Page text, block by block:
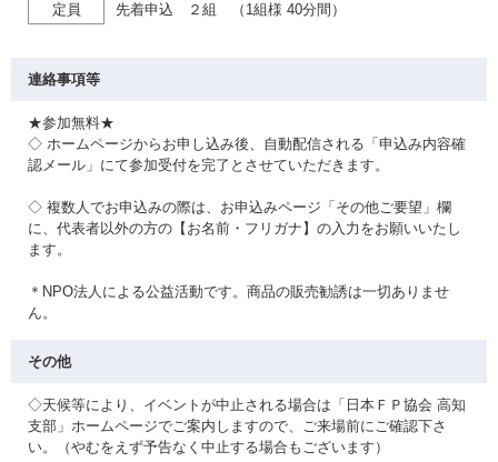
定員 先着申込 ２組 （1組様 40分間）
連絡事項等
★参加無料★
◇ ホームページからお申し込み後、自動配信される「申込み内容確
認メール」にて参加受付を完了とさせていただきます。
◇ 複数人でお申込みの際は、お申込みページ「その他ご要望」欄
に、代表者以外の方の【お名前・フリガナ】の入力をお願いいたし
ます。
＊NPO法人による公益活動です。商品の販売勧誘は一切ありませ
ん。
その他
◇天候等により、イベントが中止される場合は「日本ＦＰ協会 高知
支部」ホームページでご案内しますので、ご来場前にご確認下さ
い。（やむをえず予告なく中止する場合もございます）